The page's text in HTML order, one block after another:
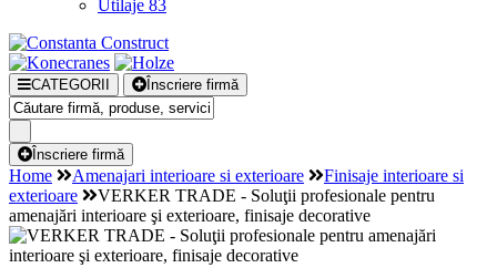
Utilaje 83
CATEGORII Înscriere firmă
Înscriere firmă
Home Amenajari interioare si exterioare
Finisaje interioare si
exterioare
VERKER TRADE - Soluţii profesionale pentru
amenajări interioare şi exterioare, finisaje decorative